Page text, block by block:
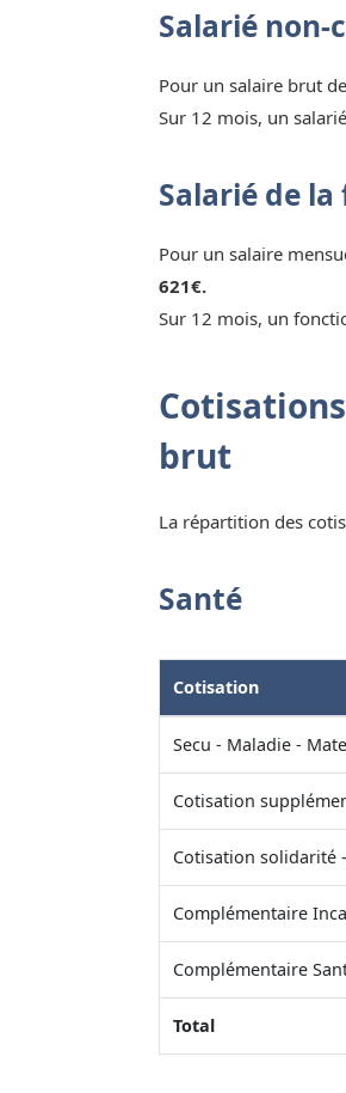
Salarié non-
Pour un salaire brut
Sur 12 mois, un
Salarié de
Pour un salaire
621€.
Sur 12 mois, un
brut
La répartition des
Santé
Cotisation
Secu - Maladie -
Cotisation
Cotisation solidarité
Complémentaire
Complémentaire
Total